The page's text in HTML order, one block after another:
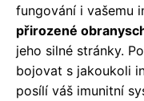
fungování i vašemu
přirozené
jeho silné stránky.
bojovat s jakoukoli
posílí váš imunitní